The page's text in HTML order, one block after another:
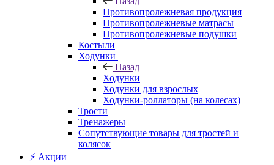
Противопролежневая продукция
Противопролежневые матрасы
Противопролежневые подушки
Костыли
Ходунки
Назад
Ходунки
Ходунки для взрослых
Ходунки-роллаторы (на колесах)
Трости
Тренажеры
Сопутствующие товары для тростей и
колясок
⚡ Акции